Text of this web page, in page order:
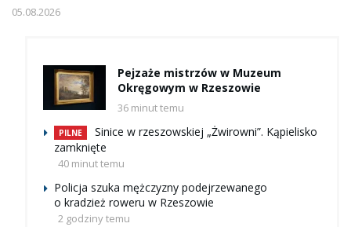
05.08.2026
Pejzaże mistrzów w Muzeum
Okręgowym w Rzeszowie
36 minut temu
PILNE
Sinice w rzeszowskiej „Żwirowni”. Kąpielisko
zamknięte
40 minut temu
Policja szuka mężczyzny podejrzewanego
o kradzież roweru w Rzeszowie
2 godziny temu